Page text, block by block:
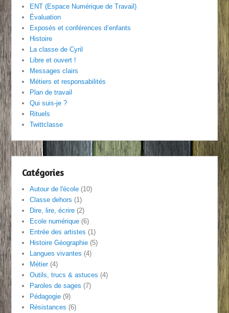
ENT (Espace Numérique de Travail)
Évaluation
Exposés et conférences d’enfants
Histoire
La classe de Cyril
Libre et ouvert !
Messages clairs
Métiers et responsabilités
Plan de travail
Qui suis-je ?
Rituels
Twittclasse
Catégories
Autour de l'école (10)
Classe dehors (1)
Dire, lire, écrire (2)
Ecole numérique (6)
Entrée des artistes (1)
Histoire Géographie (5)
Langues vivantes (4)
Métier(4)
Outils, trucs & astuces (4)
Paroles de sages (7)
Pédagogie (9)
Résistances (6)